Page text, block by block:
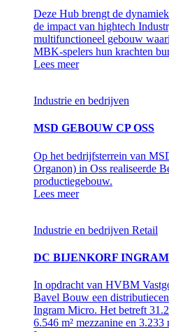
Deze Hub brengt de
de impact van hightech
multifunctioneel gebouw
MBK-spelers hun krachten
Lees meer
Industrie en bedrijven
MSD GEBOUW CP OSS
Op het bedrijfsterrein van
Organon) in Oss realiseerde
productiegebouw.
Lees meer
Industrie en bedrijven Retail
DC BIJENKORF
In opdracht van HVBM
Bavel Bouw een
Ingram Micro. Het betreft
6.546 m² mezzanine en 3.233